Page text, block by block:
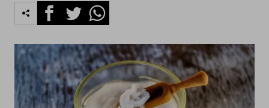
FacebookTwitterWhatsapp